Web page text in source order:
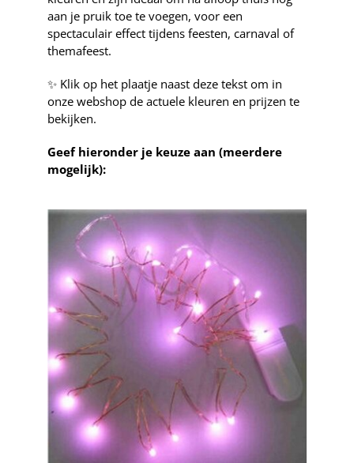
aan je pruik toe te voegen, voor een
spectaculair effect tijdens feesten, carnaval of
themafeest.
✨ Klik op het plaatje naast deze tekst om in
onze webshop de actuele kleuren en prijzen te
bekijken.
Geef hieronder je keuze aan (meerdere
mogelijk):